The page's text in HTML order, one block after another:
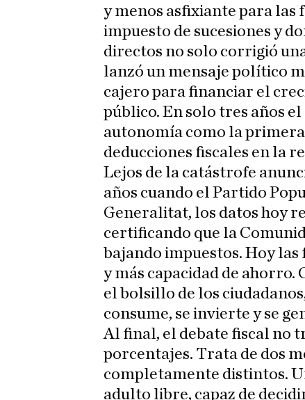
y menos asfixiante para
impuesto de sucesiones y
directos no solo corrigió
lanzó un mensaje político
cajero para financiar el
público. En solo tres años
autonomía como la
deducciones fiscales en la
Lejos de la catástrofe
años cuando el Partido
Generalitat, los datos hoy
certificando que la
bajando impuestos. Hoy
y más capacidad de
el bolsillo de los
consume, se invierte y se
Al final, el debate fiscal no
porcentajes. Trata de dos
completamente distintos.
adulto libre, capaz de